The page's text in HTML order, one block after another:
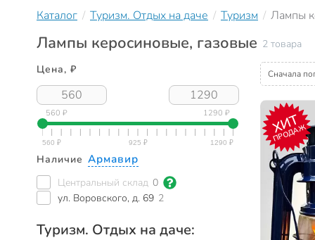
Каталог Туризм. Отдых на даче Туризм Лампы
Лампы керосиновые, газовые 2 товара
Цена, ₽
560 ₽ 1290 ₽
Наличие Армавир
Центральный склад 0
ул. Воровского, д. 69 2
Туризм. Отдых на даче:
Сначала
ХИТ
ПРОДАЖ